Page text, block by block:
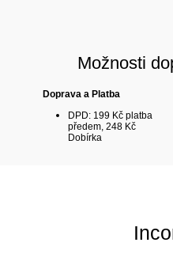
Možnosti
Doprava a Platba
DPD: 199 Kč platba
předem, 248 Kč
Dobírka